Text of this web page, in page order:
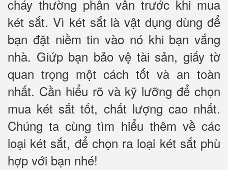
cháy thường phân vân trước khi mua
két sắt. Vì két sắt là vật dụng dùng để
bạn đặt niềm tin vào nó khi bạn vắng
nhà. Giứp bạn bảo vệ tài sản, giấy tờ
quan trọng một cách tốt và an toàn
nhất. Cần hiểu rõ và kỹ lưỡng để chọn
mua két sắt tốt, chất lượng cao nhất.
Chúng ta cùng tìm hiểu thêm về các
loại két sắt, để chọn ra loại két sắt phù
hợp với bạn nhé!